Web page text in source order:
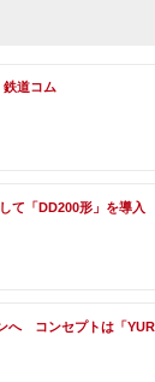
鉄道コム
て「DD200形」を導
へ コンセプトは「